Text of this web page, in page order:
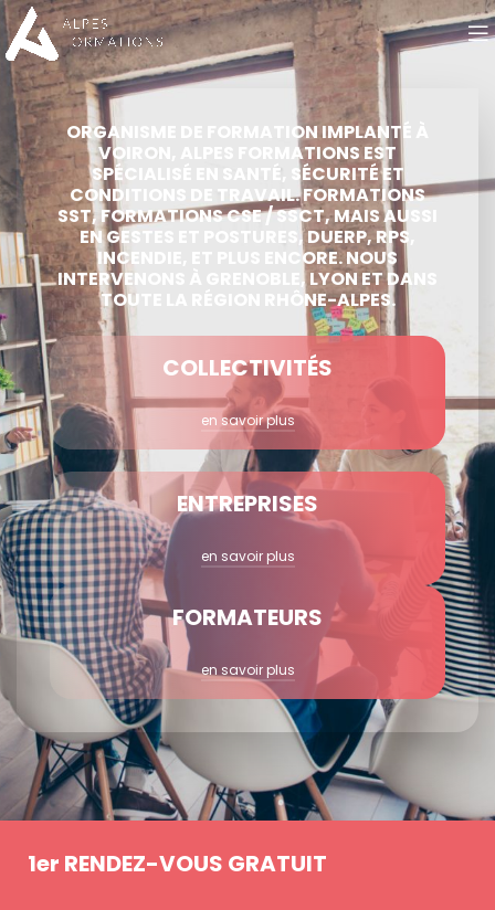
ORGANISME DE FORMATION IMPLANTÉ À
VOIRON, ALPES FORMATIONS EST
SPÉCIALISÉ EN SANTÉ, SÉCURITÉ ET
CONDITIONS DE TRAVAIL. FORMATIONS
SST, FORMATIONS CSE / SSCT, MAIS AUSSI
EN GESTES ET POSTURES, DUERP, RPS,
INCENDIE, ET PLUS ENCORE. NOUS
INTERVENONS À GRENOBLE, LYON ET DANS
TOUTE LA RÉGION RHÔNE-ALPES.
COLLECTIVITÉS
en savoir plus
ENTREPRISES
en savoir plus
FORMATEURS
en savoir plus
1er RENDEZ-VOUS GRATUIT